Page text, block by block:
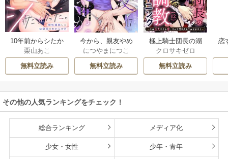
10年前からシたか
った。～理性爆散
した幼馴染のわか
らせＨ
栗山あこ
無料立読み
今から、親友やめ
ようか。～腐れ縁
同僚は甘い快楽で
私を壊す～
につやまにつこ
無料立読み
極上騎士団長の溺
愛調教～その巨大
すぎる愛、すべて
受け入れてみせま
クロサキゼロ
無料立読み
恋
その他の人気ランキングをチェック！
総合ランキング メディア化
少女・女性 少年・青年